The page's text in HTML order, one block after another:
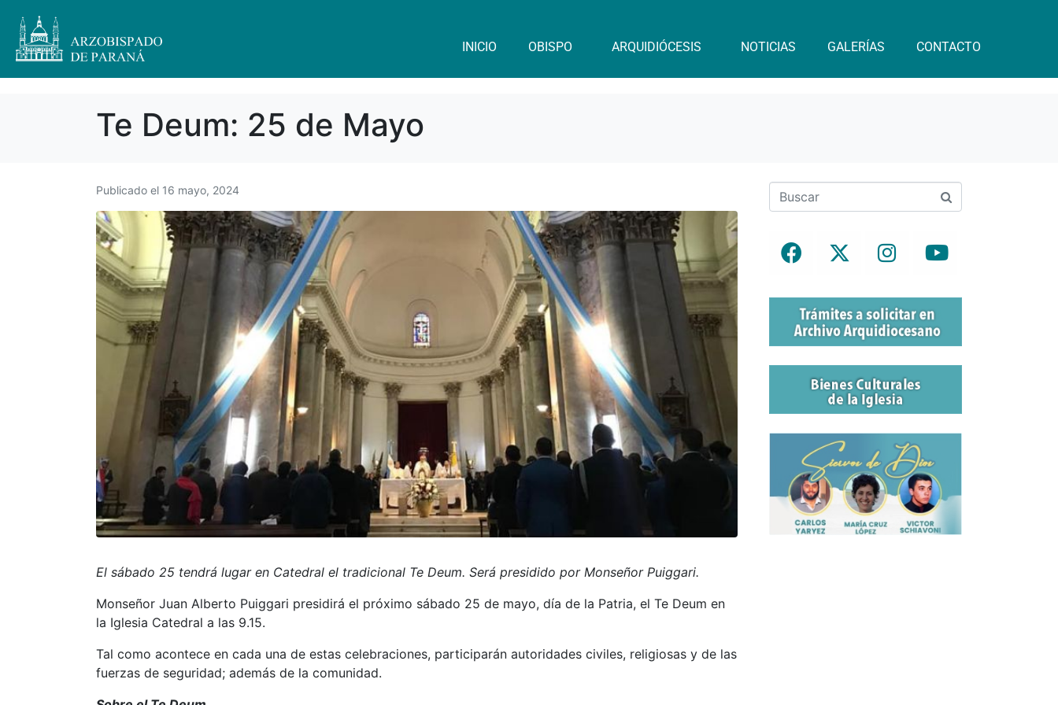
INICIO OBISPO ARQUIDIÓCESIS NOTICIAS GALERÍAS CONTACTO
Te Deum: 25 de Mayo
Publicado el 16 mayo, 2024
El sábado 25 tendrá lugar en Catedral el tradicional Te Deum. Será presidido por Monseñor Puiggari.
Monseñor Juan Alberto Puiggari presidirá el próximo sábado 25 de mayo, día de la Patria, el Te Deum en
la Iglesia Catedral a las 9.15.
Tal como acontece en cada una de estas celebraciones, participarán autoridades civiles, religiosas y de las
fuerzas de seguridad; además de la comunidad.